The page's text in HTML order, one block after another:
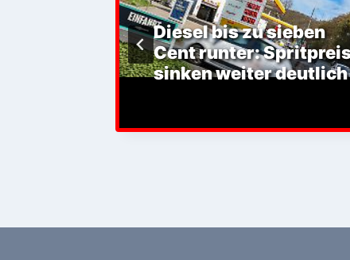
Diesel bis zu sieben
Cent runter:
sinken weiter deutlich